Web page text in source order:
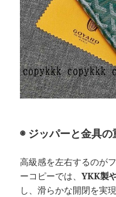
◉ ジッパーと金具の
高級感を左右するのが
ーコピーでは、YKK製
し、滑らかな開閉を実